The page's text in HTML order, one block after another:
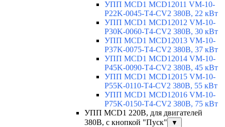
УПП MCD1 MCD12011 VM-10-
P22K-0045-T4-CV2 380В, 22 кВт
УПП MCD1 MCD12012 VM-10-
P30K-0060-T4-CV2 380В, 30 кВт
УПП MCD1 MCD12013 VM-10-
P37K-0075-T4-CV2 380В, 37 кВт
УПП MCD1 MCD12014 VM-10-
P45K-0090-T4-CV2 380В, 45 кВт
УПП MCD1 MCD12015 VM-10-
P55K-0110-T4-CV2 380В, 55 кВт
УПП MCD1 MCD12016 VM-10-
P75K-0150-T4-CV2 380В, 75 кВт
УПП MCD1 220В, для двигателей
380В, с кнопкой "Пуск"
▼